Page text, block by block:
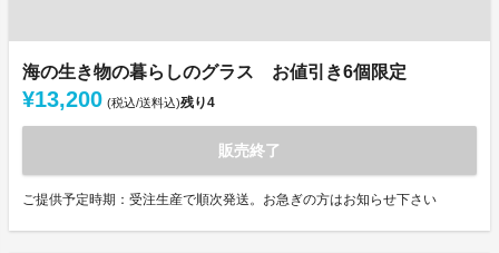
海の生き物の暮らしのグラス お値引き6個限定
¥13,200 (税込/送料込)残り4
販売終了
ご提供予定時期：受注生産で順次発送。お急ぎの方はお知らせ下さい